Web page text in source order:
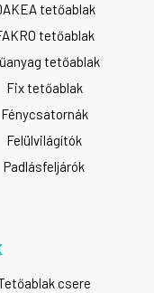
tetőablak
tetőablak
tetőablak
Fix tetőablak
Fénycsatornák
Felülvilágítók
Padlásfeljárók
csere